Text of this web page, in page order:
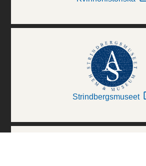
Strindbergsmuseet